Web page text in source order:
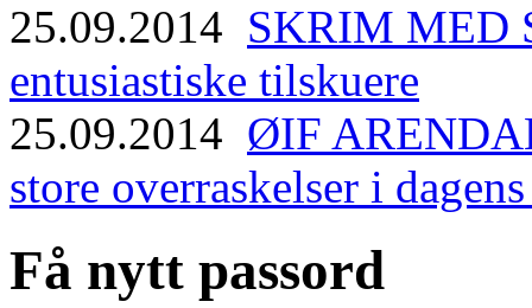
25.09.2014 SKRIM MED
entusiastiske tilskuere
25.09.2014 ØIF
store overraskelser i
Få nytt passord